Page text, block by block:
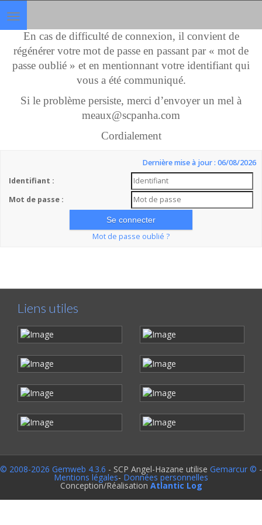
Toggle
navigation
En cas de difficulté de connexion, il convient de
régénérer votre mot de passe en passant par « mot de
passe oublié » et en mentionnant votre identifiant qui
vous a été communiqué.
Si le problème persiste, merci d’envoyer un mel à
meaux@scpanha.com
Cordialement
Dernière mise à jour : 06/08/2026
Identifiant :
Mot de passe :
Mot de passe oublié ?
Liens utiles
© 2008-2026 Gemweb 4.3.6 - SCP Angel-Hazane utilise Gemarcur © -
Mentions légales- Données personnelles
Conception/Réalisation Atlantic Log